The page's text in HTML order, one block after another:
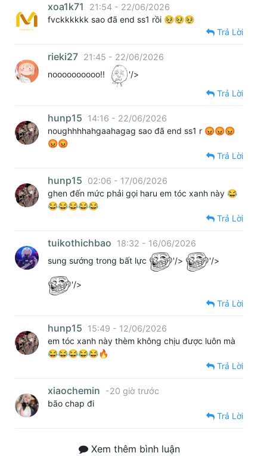
xoa1k71
21:54 - 22/06/2026
fvckkkkkk sao đã end ss1 rồi 🥹🥹🥹
Trả Lời
rieki27 21:45 - 22/06/2026
noooooooooo!!
'/>
Trả Lời
hunp15
14:16 - 22/06/2026
noughhhhahgaahagag sao đã end ss1 r 😡😡😡
😡😡
Trả Lời
hunp15
02:06 - 17/06/2026
ghen đến mức phải gọi haru em tóc xanh này 😂
😂😂😂😂😂
Trả Lời
tuikothichbao
18:32 - 16/06/2026
sung sướng trong bất lực
'/> '/>
'/>
Trả Lời
hunp15
15:49 - 12/06/2026
em tóc xanh này thèm không chịu được luôn mà
😂😂😂😂😂🔥
Trả Lời
xiaochemin
-20 giờ trước
bão chap đi
Trả Lời
Xem thêm bình luận